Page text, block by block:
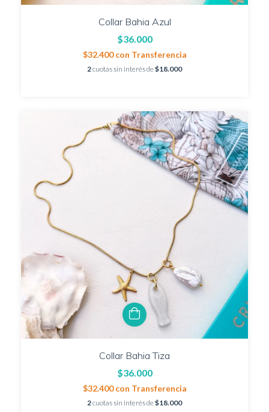
Collar Bahia Azul
$36.000
$32.400con Transferencia
2cuotas sin interés de$18.000
Collar Bahia Tiza
$36.000
$32.400con Transferencia
2cuotas sin interés de$18.000